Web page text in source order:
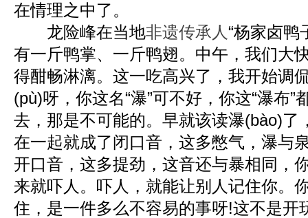
在情理之中了。
龙险峰在当地非遗传承人“杨家卤鸭
有一斤鸭掌、一斤鸭翅。中午，我们大
得酣畅淋漓。这一吃高兴了，我开始调
(pù)呀，你这名“瀑”可不好，你这“瀑布”
去，那是不可能的。早就该读瀑(bào)了
在一起就成了闭口音，这多憋气，瀑与
开口音，这多提劲，这音还与暴相同，
来就吓人。吓人，就能让别人记住你。
住，是一件多么不容易的事呀!这不是开